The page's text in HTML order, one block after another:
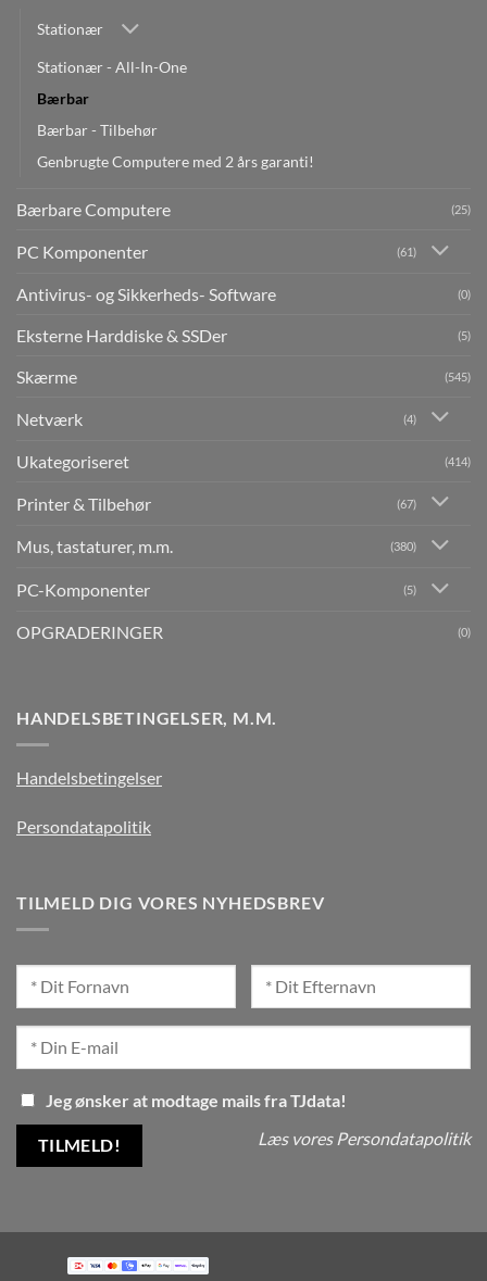
Stationær
Stationær - All-In-One
Bærbar
Bærbar - Tilbehør
Genbrugte Computere med 2 års garanti!
Bærbare Computere (25)
PC Komponenter (61)
Antivirus- og Sikkerheds- Software (0)
Eksterne Harddiske & SSDer (5)
Skærme (545)
Netværk (4)
Ukategoriseret (414)
Printer & Tilbehør (67)
Mus, tastaturer, m.m. (380)
PC-Komponenter (5)
OPGRADERINGER (0)
HANDELSBETINGELSER, M.M.
Handelsbetingelser
Persondatapolitik
TILMELD DIG VORES NYHEDSBREV
Jeg ønsker at modtage mails fra TJdata!
Læs vores Persondatapolitik